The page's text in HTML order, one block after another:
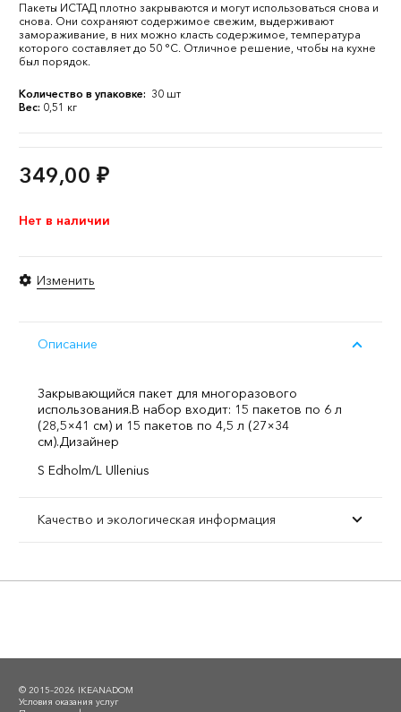
Пакеты ИСТАД плотно закрываются и могут использоваться снова и
снова. Они сохраняют содержимое свежим, выдерживают
замораживание, в них можно класть содержимое, температура
которого составляет до 50 °C. Отличное решение, чтобы на кухне
был порядок.
Количество в упаковке: 30 шт
Вес: 0,51 кг
349,00 ₽
Нет в наличии
Изменить
Описание
Закрывающийся пакет для многоразового
использования.В набор входит: 15 пакетов по 6 л
(28,5×41 см) и 15 пакетов по 4,5 л (27×34
см).Дизайнер
S Edholm/L Ullenius
Качество и экологическая информация
© 2015–2026 IKEANADOM
Условия оказания услуг